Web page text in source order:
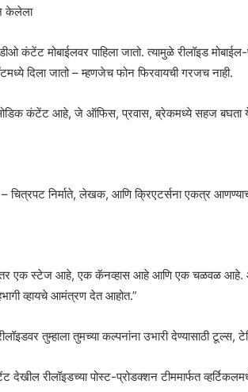
केलेला
कंटेंट मोबाईलवर पाहिला जातो. त्यामुळे रीलॉइड
दिला जातो – म्हणजेच फोन फिरवायची गरजच नाही.
कंटेंट आहे, जे ऑफिस, प्रवास, ब्रेकमध्ये सहज बघता
चित्रपट निर्माते, लेखक, आणि क्रिएटर्सना एकत्र
तर एक स्टेज आहे, एक कॅनव्हास आहे आणि एक चळवळ आहे.
व्हायचे आमंत्रण देत आहोत.”
तुम्हाला तुमच्या कल्पनांना उभारी देण्यासाठी टूल्स,
देखील रीलॉइडच्या पोस्ट-प्रोडक्शन टीममार्फत